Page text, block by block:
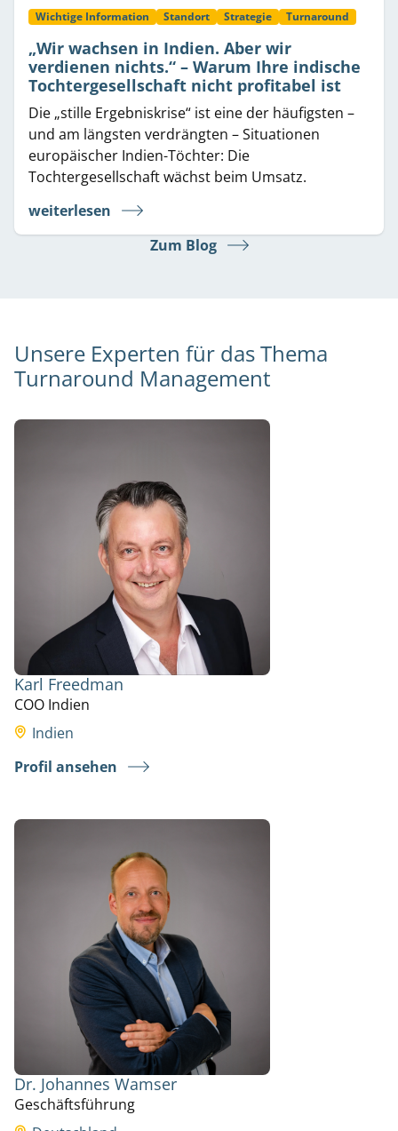
Wichtige Information Standort Strategie Turnaround
„Wir wachsen in Indien. Aber wir
verdienen nichts.“ – Warum Ihre indische
Tochtergesellschaft nicht profitabel ist
Die „stille Ergebniskrise“ ist eine der häufigsten –
und am längsten verdrängten – Situationen
europäischer Indien-Töchter: Die
Tochtergesellschaft wächst beim Umsatz.
weiterlesen
Zum Blog
Unsere Experten für das Thema
Turnaround Management
Karl Freedman
COO Indien
Indien
Profil ansehen
Dr. Johannes Wamser
Geschäftsführung